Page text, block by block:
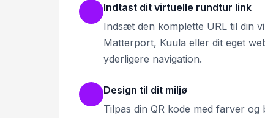
Indtast dit virtuelle rundtur link
Indsæt den komplette URL til din
Matterport, Kuula eller dit eget
yderligere navigation.
Design til dit miljø
Tilpas din QR kode med farver